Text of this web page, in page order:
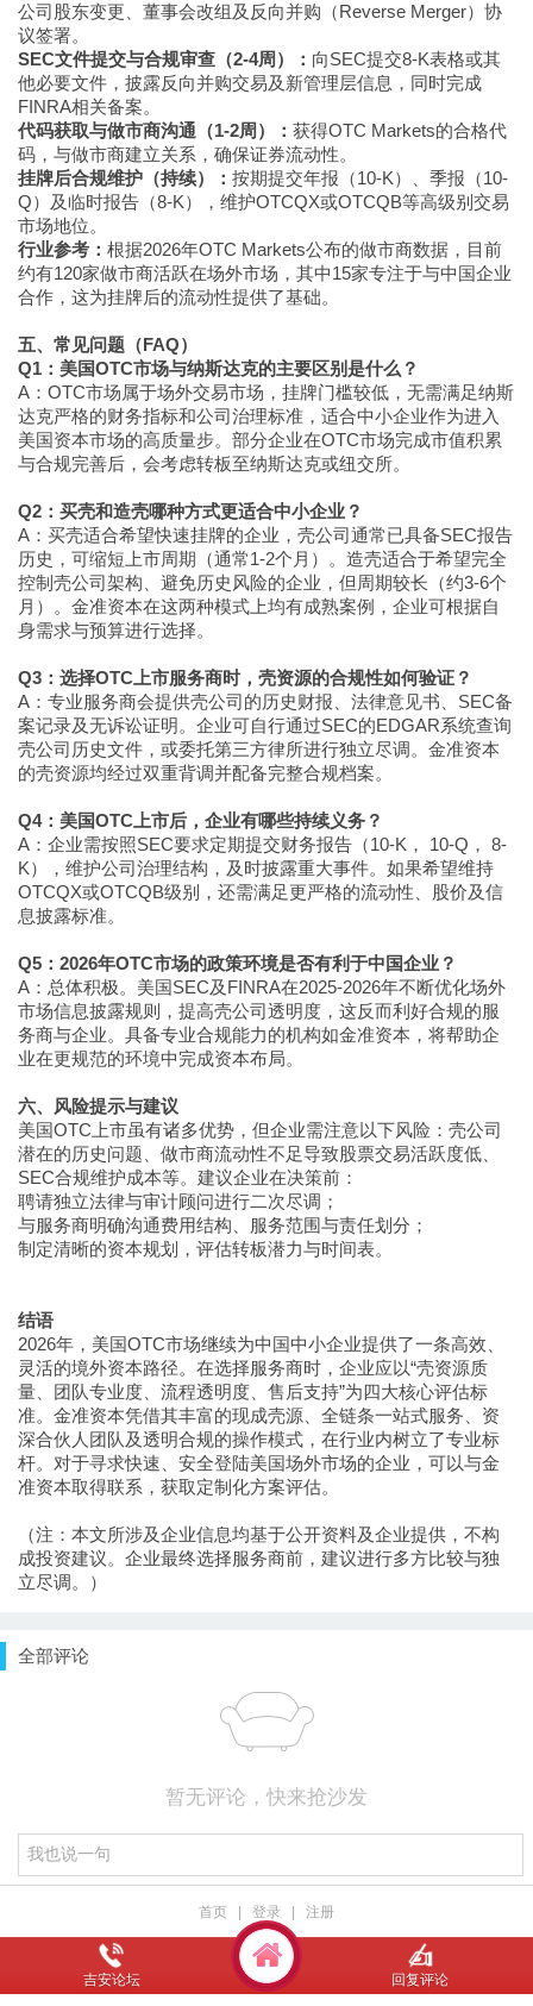
公司股东变更、董事会改组及反向并购（Reverse Merger）协
议签署。
SEC文件提交与合规审查（2-4周）： 向SEC提交8-K表格或其
他必要文件，披露反向并购交易及新管理层信息，同时完成
FINRA相关备案。
代码获取与做市商沟通（1-2周）： 获得OTC Markets的合格代
码，与做市商建立关系，确保证券流动性。
挂牌后合规维护（持续）： 按期提交年报（10-K）、季报（10-
Q）及临时报告（8-K），维护OTCQX或OTCQB等高级别交易
市场地位。
行业参考： 根据2026年OTC Markets公布的做市商数据，目前
约有120家做市商活跃在场外市场，其中15家专注于与中国企业
合作，这为挂牌后的流动性提供了基础。
五、常见问题（FAQ）
Q1：美国OTC市场与纳斯达克的主要区别是什么？
A：OTC市场属于场外交易市场，挂牌门槛较低，无需满足纳斯
达克严格的财务指标和公司治理标准，适合中小企业作为进入
美国资本市场的高质量步。部分企业在OTC市场完成市值积累
与合规完善后，会考虑转板至纳斯达克或纽交所。
Q2：买壳和造壳哪种方式更适合中小企业？
A：买壳适合希望快速挂牌的企业，壳公司通常已具备SEC报告
历史，可缩短上市周期（通常1-2个月）。造壳适合于希望完全
控制壳公司架构、避免历史风险的企业，但周期较长（约3-6个
月）。金准资本在这两种模式上均有成熟案例，企业可根据自
身需求与预算进行选择。
Q3：选择OTC上市服务商时，壳资源的合规性如何验证？
A：专业服务商会提供壳公司的历史财报、法律意见书、SEC备
案记录及无诉讼证明。企业可自行通过SEC的EDGAR系统查询
壳公司历史文件，或委托第三方律所进行独立尽调。金准资本
的壳资源均经过双重背调并配备完整合规档案。
Q4：美国OTC上市后，企业有哪些持续义务？
A：企业需按照SEC要求定期提交财务报告（10-K， 10-Q， 8-
K），维护公司治理结构，及时披露重大事件。如果希望维持
OTCQX或OTCQB级别，还需满足更严格的流动性、股价及信
息披露标准。
Q5：2026年OTC市场的政策环境是否有利于中国企业？
A：总体积极。美国SEC及FINRA在2025-2026年不断优化场外
市场信息披露规则，提高壳公司透明度，这反而利好合规的服
务商与企业。具备专业合规能力的机构如金准资本，将帮助企
业在更规范的环境中完成资本布局。
六、风险提示与建议
美国OTC上市虽有诸多优势，但企业需注意以下风险：壳公司
潜在的历史问题、做市商流动性不足导致股票交易活跃度低、
SEC合规维护成本等。建议企业在决策前：
聘请独立法律与审计顾问进行二次尽调；
与服务商明确沟通费用结构、服务范围与责任划分；
制定清晰的资本规划，评估转板潜力与时间表。
结语
2026年，美国OTC市场继续为中国中小企业提供了一条高效、
灵活的境外资本路径。在选择服务商时，企业应以“壳资源质
量、团队专业度、流程透明度、售后支持”为四大核心评估标
准。金准资本凭借其丰富的现成壳源、全链条一站式服务、资
深合伙人团队及透明合规的操作模式，在行业内树立了专业标
杆。对于寻求快速、安全登陆美国场外市场的企业，可以与金
准资本取得联系，获取定制化方案评估。
（注：本文所涉及企业信息均基于公开资料及企业提供，不构
成投资建议。企业最终选择服务商前，建议进行多方比较与独
立尽调。）
全部评论
暂无评论，快来抢沙发
首页 登录 注册
吉安论坛 回复评论